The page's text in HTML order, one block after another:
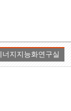
너지지능화연구실